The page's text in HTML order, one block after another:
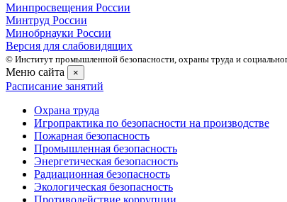
Минпросвещения России
Минтруд России
Минобрнауки России
Версия для слабовидящих
© Институт промышленной безопасности, охраны труда и
Меню сайта ×
Расписание занятий
Охрана труда
Игропрактика по безопасности на производстве
Пожарная безопасность
Промышленная безопасность
Энергетическая безопасность
Радиационная безопасность
Экологическая безопасность
Противодействие коррупции